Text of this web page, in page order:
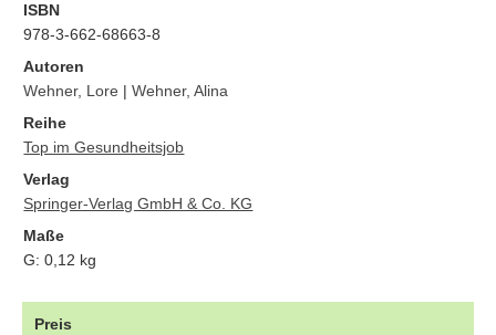
ISBN
978-3-662-68663-8
Autoren
Wehner, Lore |Wehner, Alina
Reihe
Top im Gesundheitsjob
Verlag
Springer-Verlag GmbH & Co. KG
Maße
G:0,12 kg
Preis